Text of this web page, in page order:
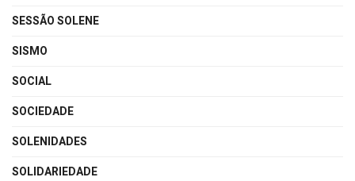
SESSÃO SOLENE
SISMO
SOCIAL
SOCIEDADE
SOLENIDADES
SOLIDARIEDADE